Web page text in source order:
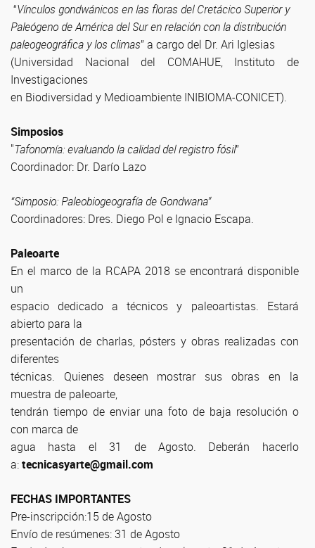
“Vínculos gondwánicos en las floras del Cretácico Superior y
Paleógeno de América del Sur en relación con la distribución
paleogeográfica y los climas”a cargo del Dr. Ari Iglesias
(Universidad Nacional del COMAHUE, Instituto de
Investigaciones
en Biodiversidad y Medioambiente INIBIOMA-CONICET).
Simposios
"Tafonomía: evaluando la calidad del registro fósil”
Coordinador: Dr. Darío Lazo
“Simposio: Paleobiogeografía de Gondwana”
Coordinadores: Dres. Diego Pol e Ignacio Escapa.
Paleoarte
En el marco de la RCAPA 2018 se encontrará disponible
un
espacio dedicado a técnicos y paleoartistas. Estará
abierto para la
presentación de charlas, pósters y obras realizadas con
diferentes
técnicas. Quienes deseen mostrar sus obras en la
muestra de paleoarte,
tendrán tiempo de enviar una foto de baja resolución o
con marca de
agua hasta el 31 de Agosto. Deberán hacerlo
a:tecnicasyarte@gmail.com
FECHAS IMPORTANTES
Pre-inscripción:15 de Agosto
Envío de resúmenes: 31 de Agosto